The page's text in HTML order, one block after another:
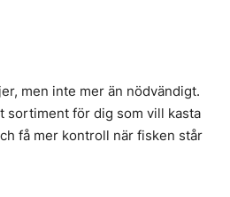
men inte mer än nödvändigt.
sortiment för dig som vill kasta
få mer kontroll när fisken står
vadare och set